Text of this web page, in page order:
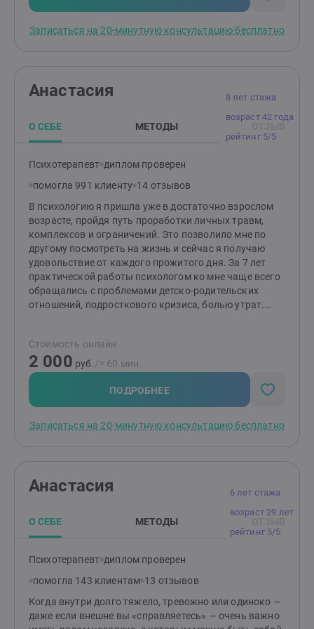
изменениями в жизни.
Записаться на 20-минутную консультацию бесплатно
8 лет стажа
возраст 42 года
рейтинг 5/5
Анастасия
О СЕБЕ МЕТОДЫ
Психотерапевт диплом проверен
помогла 991 клиенту 14 отзывов
В психологию я пришла уже в достаточно взрослом
возрасте, пройдя путь проработки личных травм,
комплексов и ограничений. Это позволило мне по
другому посмотреть на жизнь и сейчас я получаю
удовольствие от каждого прожитого дня. За 7 лет
практической работы психологом ко мне чаще всего
обращались с проблемами детско-родительских
отношений, подросткового кризиса, болью утрат.
буду поделиться своими знаниями и быть полезной
тем, кто готов к изменениям!Чаще всего в работе
использую гештальт-подход.
Стоимость онлайн
2 000 руб. /≈ 60 мин.
ПОДРОБНЕЕ
Записаться на 20-минутную консультацию бесплатно
6 лет стажа
возраст 29 лет
рейтинг 5/5
Анастасия
О СЕБЕ МЕТОДЫ
Психотерапевт диплом проверен
помогла 143 клиентам 13 отзывов
Когда внутри долго тяжело, тревожно или одиноко —
даже если внешне вы «справляетесь» — очень важно